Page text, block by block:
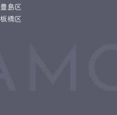
豊島区
板橋区